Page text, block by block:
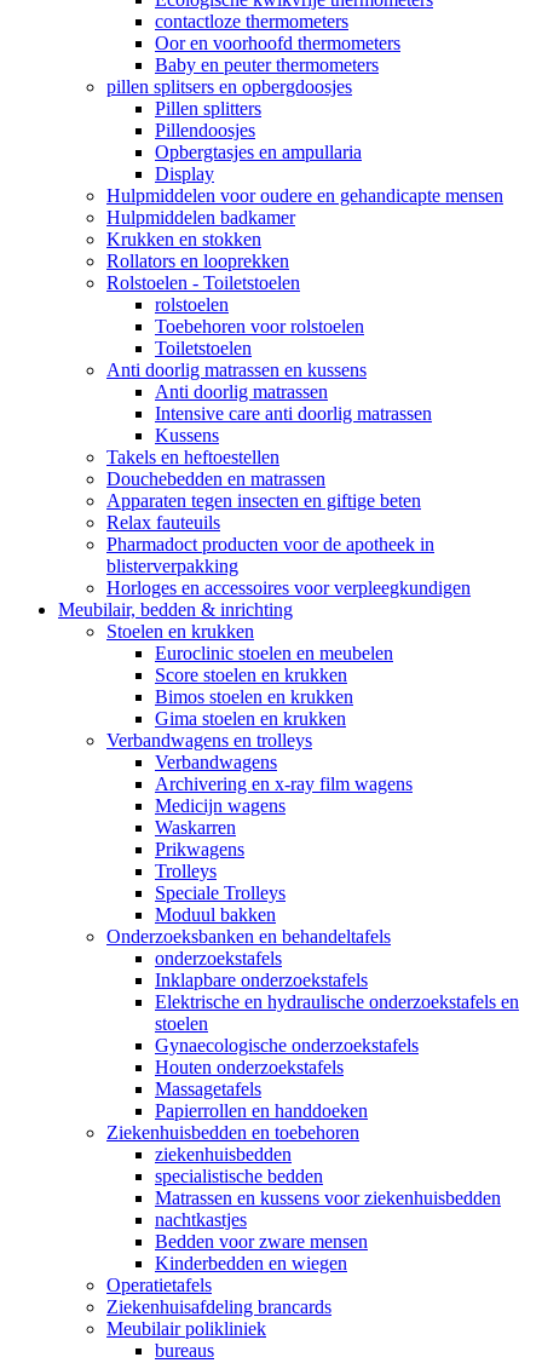
contactloze thermometers
Oor en voorhoofd thermometers
Baby en peuter thermometers
pillen splitsers en opbergdoosjes
Pillen splitters
Pillendoosjes
Opbergtasjes en ampullaria
Display
Hulpmiddelen voor oudere en gehandicapte mensen
Hulpmiddelen badkamer
Krukken en stokken
Rollators en looprekken
Rolstoelen - Toiletstoelen
rolstoelen
Toebehoren voor rolstoelen
Toiletstoelen
Anti doorlig matrassen en kussens
Anti doorlig matrassen
Intensive care anti doorlig matrassen
Kussens
Takels en heftoestellen
Douchebedden en matrassen
Apparaten tegen insecten en giftige beten
Relax fauteuils
Pharmadoct producten voor de apotheek in
blisterverpakking
Horloges en accessoires voor verpleegkundigen
Meubilair, bedden & inrichting
Stoelen en krukken
Euroclinic stoelen en meubelen
Score stoelen en krukken
Bimos stoelen en krukken
Gima stoelen en krukken
Verbandwagens en trolleys
Verbandwagens
Archivering en x-ray film wagens
Medicijn wagens
Waskarren
Prikwagens
Trolleys
Speciale Trolleys
Moduul bakken
Onderzoeksbanken en behandeltafels
onderzoekstafels
Inklapbare onderzoekstafels
Elektrische en hydraulische onderzoekstafels en
stoelen
Gynaecologische onderzoekstafels
Houten onderzoekstafels
Massagetafels
Papierrollen en handdoeken
Ziekenhuisbedden en toebehoren
ziekenhuisbedden
specialistische bedden
Matrassen en kussens voor ziekenhuisbedden
nachtkastjes
Bedden voor zware mensen
Kinderbedden en wiegen
Operatietafels
Ziekenhuisafdeling brancards
Meubilair polikliniek
bureaus